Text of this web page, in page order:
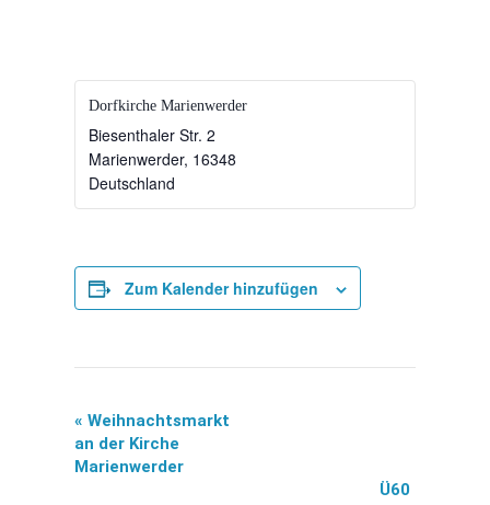
Dorfkirche Marienwerder
Biesenthaler Str. 2
Marienwerder, 16348
Deutschland
Zum Kalender hinzufügen
Veranstaltung-
« Weihnachtsmarkt
an der Kirche
Marienwerder
Ü60